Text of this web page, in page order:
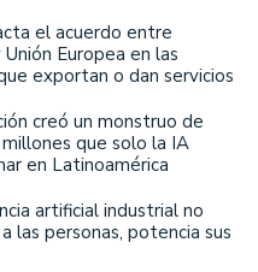
el acuerdo entre
Europea en las
exportan o dan servicios
creó un monstruo de
que solo la IA
en Latinoamérica
artificial industrial no
las personas, potencia sus